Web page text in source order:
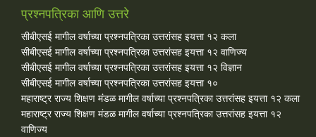
प्रश्नपत्रिका आणि उत्तरे
सीबीएसई मागील वर्षाच्या प्रश्‍नपत्रिका उत्तरांसह इयत्ता १२ कला
सीबीएसई मागील वर्षाच्या प्रश्‍नपत्रिका उत्तरांसह इयत्ता १२ वाणिज्य
सीबीएसई मागील वर्षाच्या प्रश्‍नपत्रिका उत्तरांसह इयत्ता १२ विज्ञान
सीबीएसई मागील वर्षाच्या प्रश्‍नपत्रिका उत्तरांसह इयत्ता १०
महाराष्ट्र राज्य शिक्षण मंडळ मागील वर्षाच्या प्रश्‍नपत्रिका उत्तरांसह इयत्ता १२ कला
महाराष्ट्र राज्य शिक्षण मंडळ मागील वर्षाच्या प्रश्‍नपत्रिका उत्तरांसह इयत्ता १२
वाणिज्य